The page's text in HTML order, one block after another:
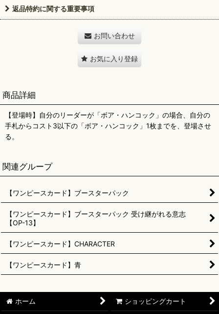
返品特約に関する重要事項
お問い合わせ
お気に入り登録
商品詳細
【登場時】自分のリーダーが「ボア・ハンコック」の場合、自分の
手札からコスト3以下の「ボア・ハンコック」1枚までを、登場させ
る。
関連グループ
【ワンピースカード】ブースターパック
【ワンピースカード】ブースターパック 受け継がれる意志
【OP-13】
【ワンピースカード】CHARACTER
【ワンピースカード】青
ホーム ショッピングカート